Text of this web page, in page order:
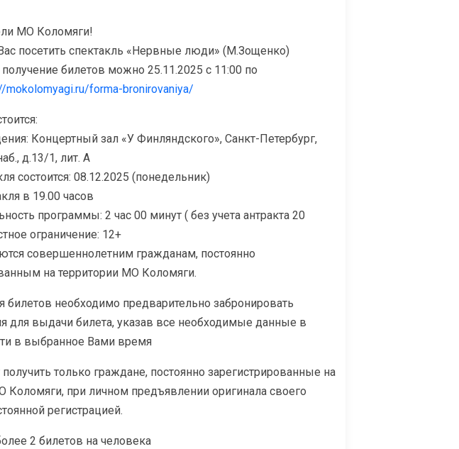
МО Коломяги!
посетить спектакль «Нервные люди» (М.Зощенко)
получение билетов можно 25.11.2025 с 11:00 по
mokolomyagi.ru/forma-bronirovaniya/
Концертный зал «У Финляндского», Санкт-Петербург,
д.13/1, лит. А
состоится: 08.12.2025 (понедельник)
в 19.00 часов
программы: 2 час 00 минут ( без учета антракта 20
ограничение: 12+
совершеннолетним гражданам, постоянно
на территории МО Коломяги.
билетов необходимо предварительно забронировать
для выдачи билета, указав все необходимые данные в
в выбранное Вами время
только граждане, постоянно зарегистрированные на
Коломяги, при личном предъявлении оригинала своего
регистрацией.
2 билетов на человека